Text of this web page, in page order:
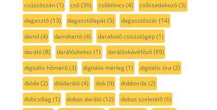
csúszószán(1) cső(36) csőbilincs (4) csőcsatlakozó(3)
dagasztó(13) dagasztólapát(5) dagasztószár(14)
damil (4) damiltartó(4) daraboló csiszológép(1)
daráló(8) darálóskeksz (1) darálóskávéfőző(89)
digitális hőmérő(3) digitális mérleg(1) digitális óra (2)
dióda (2) diódaráló(4) dob(9) dobborda (2)
dobcsillag(1) dobos daráló(12) dobos szeletelő(6)